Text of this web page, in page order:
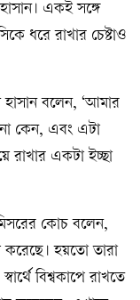
একই সঙ্গে
ধরে রাখার চেষ্টাও
বলেন, ‘আমার
কেন, এবং এটা
রাখার একটা ইচ্ছা
কোচ বলেন,
হয়তো তারা
বিশ্বকাপে রাখতে